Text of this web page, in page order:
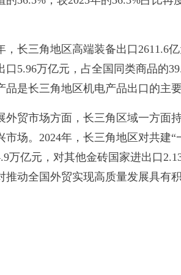
长三角地区高端装备出口2611.6亿
口5.96万亿元，占全国同类商品的
品是长三角地区机电产品出口的主
市场方面，长三角区域一方面持
市场。2024年，长三角地区对共建
万亿元，对其他金砖国家进出口
推动全国外贸实现高质量发展具有